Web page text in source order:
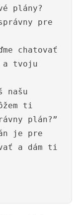
plány?
pre
chatovať
a tvoju
našu
ti
plán?”
je pre
a dám ti